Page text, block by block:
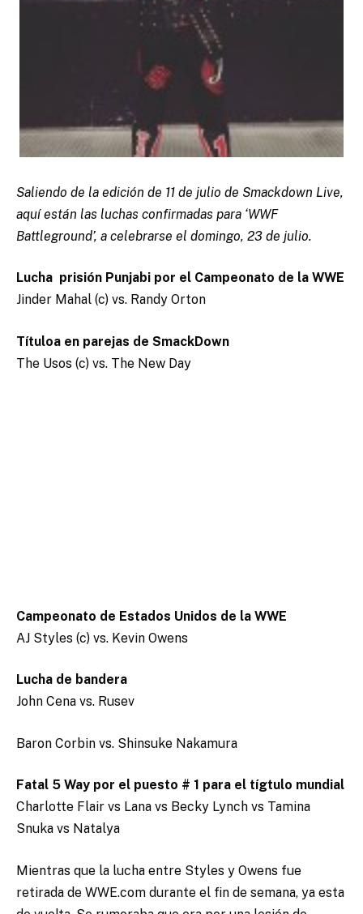
Saliendo de la edición de 11 de julio de Smackdown Live,
aquí están las luchas confirmadas para ‘WWF
Battleground’, a celebrarse el domingo, 23 de julio.
Lucha prisión Punjabi por el Campeonato de la WWE
Jinder Mahal (c) vs. Randy Orton
Títuloa en parejas de SmackDown
The Usos (c) vs. The New Day
Campeonato de Estados Unidos de la WWE
AJ Styles (c) vs. Kevin Owens
Lucha de bandera
John Cena vs. Rusev
Baron Corbin vs. Shinsuke Nakamura
Fatal 5 Way por el puesto # 1 para el tígtulo mundial
Charlotte Flair vs Lana vs Becky Lynch vs Tamina
Snuka vs Natalya
Mientras que la lucha entre Styles y Owens fue
retirada de WWE.com durante el fin de semana, ya esta